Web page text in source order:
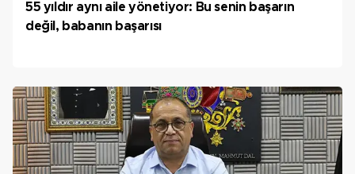
55 yıldır aynı aile yönetiyor: Bu senin başarın
değil, babanın başarısı